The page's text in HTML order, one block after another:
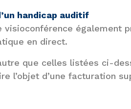
handicap auditif
visioconférence également
en direct.
que celles listées ci-
l’objet d’une facturation